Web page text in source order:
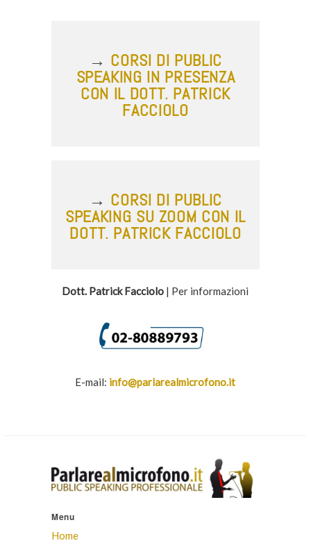
→ CORSI DI PUBLIC
SPEAKING IN PRESENZA
CON IL DOTT. PATRICK
FACCIOLO
→ CORSI DI PUBLIC
SPEAKING SU ZOOM CON IL
DOTT. PATRICK FACCIOLO
Dott. Patrick Facciolo | Per informazioni
E-mail: info@parlarealmicrofono.it
Menu
Home